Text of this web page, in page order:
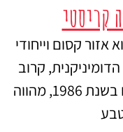
קריסטי
קסום וייחודי
קרוב
לגבול עם האיטי. הפארק, שהוקם בשנת 1986, מהווה